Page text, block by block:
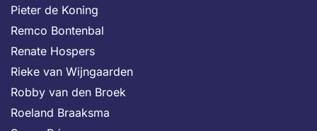
Pieter de Koning
Remco Bontenbal
Renate Hospers
Rieke van Wijngaarden
Robby van den Broek
Roeland Braaksma